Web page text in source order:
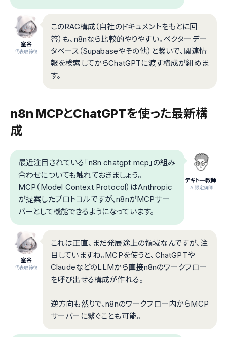
室谷
代表取締役
このRAG構成（自社のドキュメントをもとに回
答）も、n8nなら比較的やりやすい。ベクターデー
タベース（Supabaseやその他）と繋いで、関連情
報を検索してからChatGPTに渡す構成が組めま
す。
n8n MCPとChatGPTを使った最新構
成
テキトー教師
.AI認定講師
最近注目されている「n8n chatgpt mcp」の組み
合わせについても触れておきましょう。
MCP（Model Context Protocol）はAnthropic
が提案したプロトコルですが、n8nがMCPサー
バーとして機能できるようになっています。
室谷
代表取締役
これは正直、まだ発展途上の領域なんですが、注
目していますね。MCPを使うと、ChatGPTや
ClaudeなどのLLMから直接n8nのワークフロー
を呼び出せる構成が作れる。
逆方向も然りで、n8nのワークフロー内からMCP
サーバーに繋ぐことも可能。